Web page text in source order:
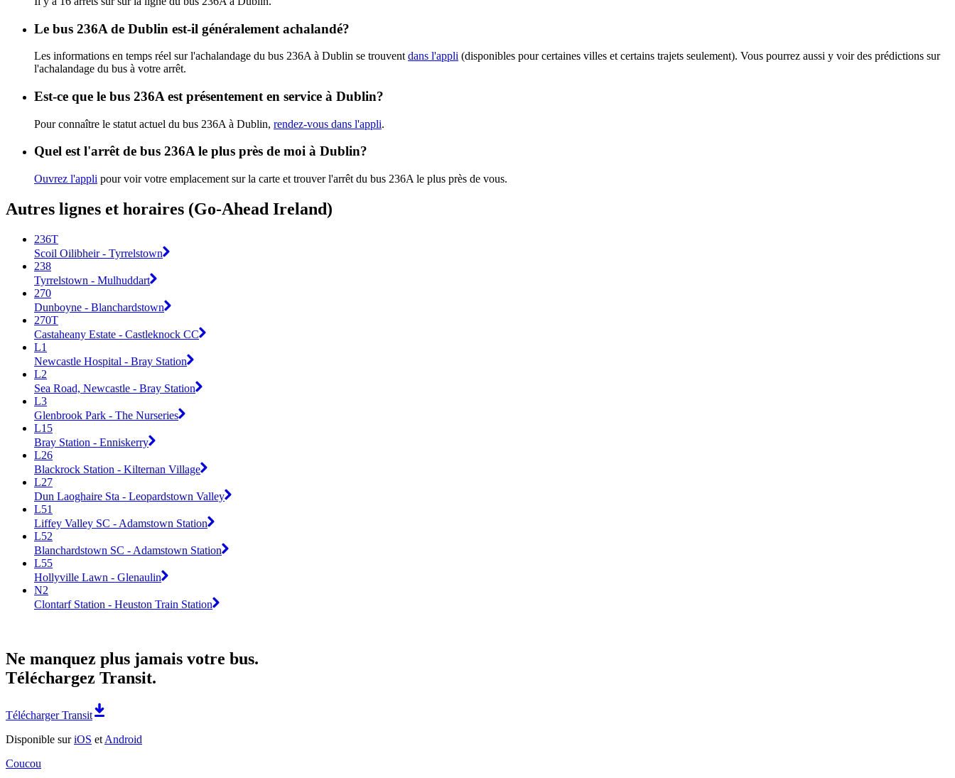
Le bus 236A de Dublin est-il généralement achalandé?
Les informations en temps réel sur l'achalandage du bus 236A à Dublin se trouvent dans l'appli (disponibles pour certaines villes et certains trajets seulement). Vous pourrez aussi y voir des prédictions sur
l'achalandage du bus à votre arrêt.
Est-ce que le bus 236A est présentement en service à Dublin?
Pour connaître le statut actuel du bus 236A à Dublin, rendez-vous dans l'appli.
Quel est l'arrêt de bus 236A le plus près de moi à Dublin?
Ouvrez l'appli pour voir votre emplacement sur la carte et trouver l'arrêt du bus 236A le plus près de vous.
Autres lignes et horaires (Go-Ahead Ireland)
236T
Scoil Oilibheir - Tyrrelstown
238
Tyrrelstown - Mulhuddart
270
Dunboyne - Blanchardstown
270T
Castaheany Estate - Castleknock CC
L1
Newcastle Hospital - Bray Station
L2
Sea Road, Newcastle - Bray Station
L3
Glenbrook Park - The Nurseries
L15
Bray Station - Enniskerry
L26
Blackrock Station - Kilternan Village
L27
Dun Laoghaire Sta - Leopardstown Valley
L51
Liffey Valley SC - Adamstown Station
L52
Blanchardstown SC - Adamstown Station
L55
Hollyville Lawn - Glenaulin
N2
Clontarf Station - Heuston Train Station
Ne manquez plus jamais votre bus.
Téléchargez Transit.
Télécharger Transit
Disponible suriOS et Android
Coucou